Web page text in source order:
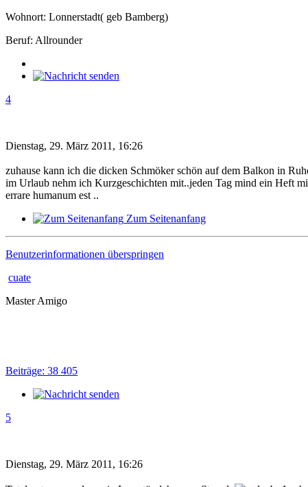
Wohnort: Lonnerstadt( geb Bamberg)
Beruf: Allrounder
4
Dienstag, 29. März 2011, 16:26
zuhause kann ich die dicken Schmöker schön auf dem Balkon in
im Urlaub nehm ich Kurzgeschichten mit..jeden Tag mind ein Heft
errare humanum est ..
Zum Seitenanfang
Benutzerinformationen überspringen
cuate
Master Amigo
Beiträge: 38 405
5
Dienstag, 29. März 2011, 16:26